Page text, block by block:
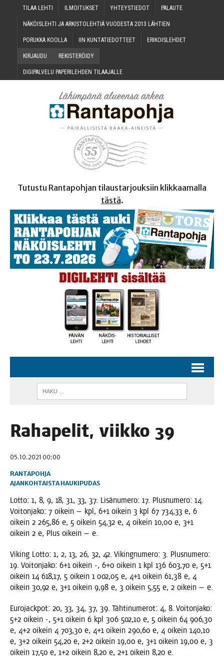
TILAA LEH­TI ILMOI­TUK­SET YHTEYS­TIE­DOT PALAU­TE
NÄKÖIS­LEH­TI JA ARKIS­TO­LEH­TIÄ VUO­DES­TA 2013 LÄHTIEN
PORUK­KA KOOLLA IIN KUN­TA­TIE­DOT­TEET ERI­KOIS­LEH­DET
KIR­JAU­DU REKIS­TE­RÖI­DY
DIGI­PAL­VE­LU PAPE­RI­LEH­DEN TILAAJALLE
Tutustu Rantapohjan tilaustarjouksiin klikkaamalla
tästä.
Raha­pe­lit, viik­ko 39
05.10.2021 00:00
RANTAPOHJA
AJANKOHTAISTA HAUKIPUDAS
Lot­to: 1, 8, 9, 18, 31, 33, 37. Lisä­nu­me­ro: 17. Plus­nu­me­ro: 14.
Voi­ton­ja­ko: 7 oikein — kpl, 6+1 oikein 3 kpl 67 734,33 e, 6
oikein 2 265,86 e, 5 oikein 54,32 e, 4 oikein 10,00 e, 3+1
oikein 2 e, Plus oikein — e.
Viking Lot­to: 1, 2, 13, 26, 32, 42. Viking­nu­me­ro: 3. Plus­nu­me­ro:
19. Voi­ton­ja­ko: 6+1 oikein -, 6+0 oikein 1 kpl 136 603,70 e, 5+1
oikein 14 618,17, 5 oikein 1 002,05 e, 4+1 oikein 61,38 e, 4
oikein 30,92 e, 3+1 oikein 9,98 e, 3 oikein 5,55 e, 2 oikein — e.
Euro­jack­pot: 20, 33, 34, 37, 39. Täh­ti­nu­me­rot: 4, 8. Voi­ton­ja­ko:
5+2 oikein -, 5+1 oikein 6 kpl 306 502,10 e, 5 oikein 64 906,30
e, 4+2 oikein 4 703,30 e, 4+1 oikein 290,60 e, 4 oikein 140,10
e, 3+2 oikein 54,20 e, 2+2 oikein 19,00 e, 3+1 oikein 19,00 e, 3
oikein 17,50 e, 1+2 oikein 8,20 e, 2+1 oikein 8,20 e.